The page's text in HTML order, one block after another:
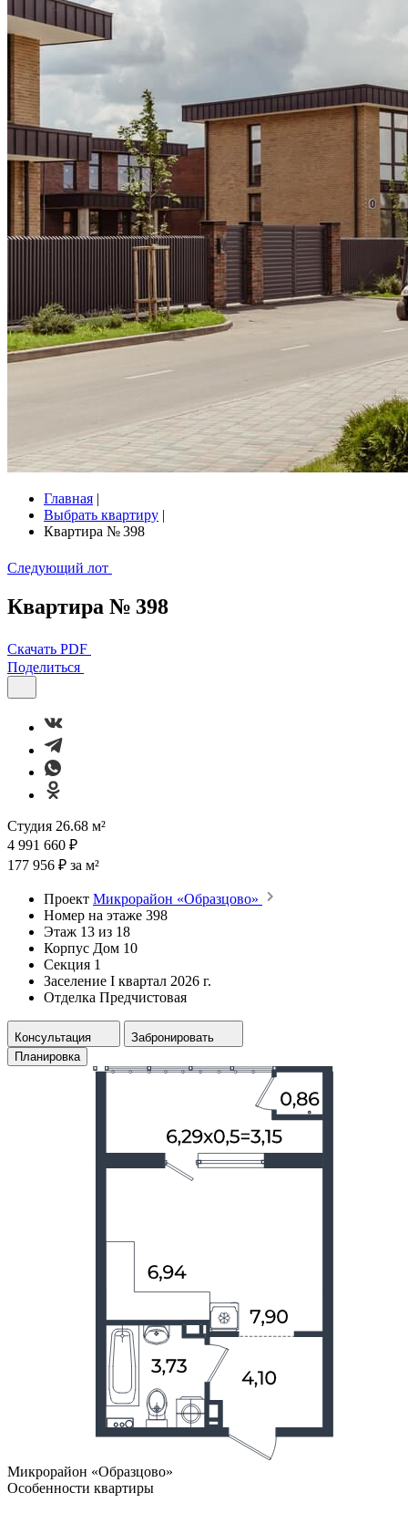
Главная |
Выбрать квартиру |
Квартира № 398
Следующий лот
Квартира № 398
Скачать PDF
Поделиться
Студия 26.68 м²
4 991 660 ₽
177 956 ₽ за м²
Проект Микрорайон «Образцово»
Номер на этаже 398
Этаж 13 из 18
Корпус Дом 10
Секция 1
Заселение I квартал 2026 г.
Отделка Предчистовая
Консультация
Забронировать
Планировка
Микрорайон «Образцово»
Особенности квартиры